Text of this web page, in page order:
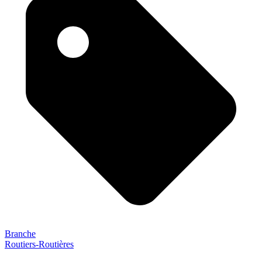
Branche
Routiers-Routières